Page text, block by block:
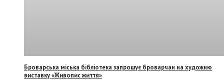
Броварська міська бібліотека запрошує броварчан на художню
виставку «Живопис життя»